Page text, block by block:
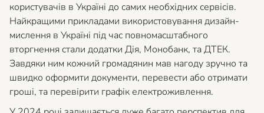
користувачів в Україні до самих необхідних сервісів.
Найкращими прикладами використовування дизайн-
мислення в Україні під час повномасштабного
вторгнення стали додатки Дія, Монобанк, та ДТЕК.
Завдяки ним кожний громадянин мав нагоду зручно та
швидко оформити документи, перевести або отримати
гроші, та перевірити графік електроживлення.